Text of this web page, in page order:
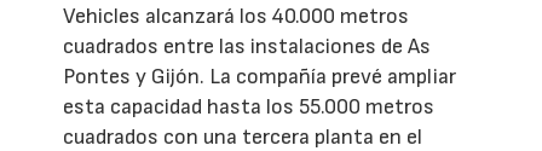
Vehicles alcanzará los 40.000 metros
cuadrados entre las instalaciones de As
Pontes y Gijón. La compañía prevé ampliar
esta capacidad hasta los 55.000 metros
cuadrados con una tercera planta en el